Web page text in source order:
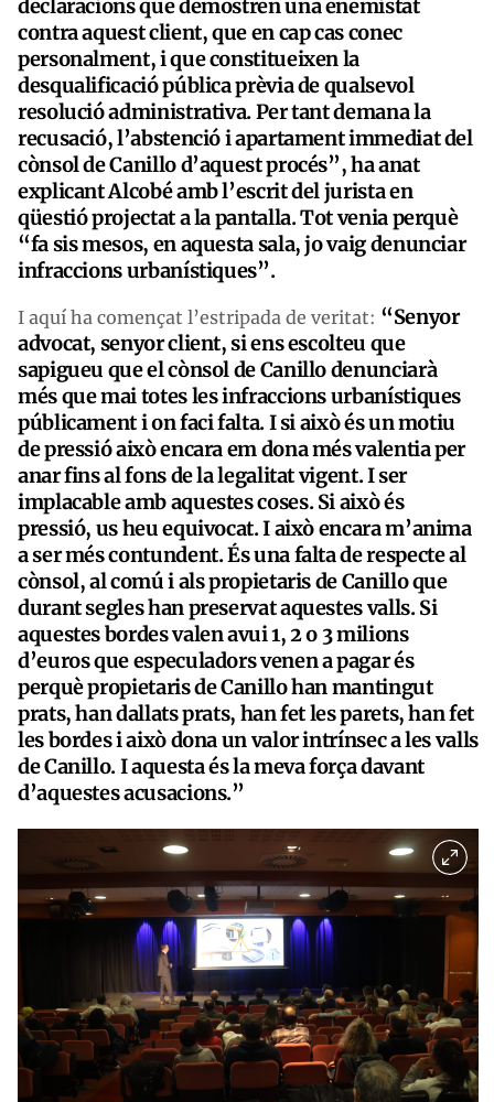
declaracions que demostren una enemistat
contra aquest client, que en cap cas conec
personalment, i que constitueixen la
desqualificació pública prèvia de qualsevol
resolució administrativa. Per tant demana la
recusació, l’abstenció i apartament immediat del
cònsol de Canillo d’aquest procés”, ha anat
explicant Alcobé amb l’escrit del jurista en
qüestió projectat a la pantalla. Tot venia perquè
“fa sis mesos, en aquesta sala, jo vaig denunciar
infraccions urbanístiques”.
I aquí ha començat l’estripada de veritat: “Senyor
advocat, senyor client, si ens escolteu que
sapigueu que el cònsol de Canillo denunciarà
més que mai totes les infraccions urbanístiques
públicament i on faci falta. I si això és un motiu
de pressió això encara em dona més valentia per
anar fins al fons de la legalitat vigent. I ser
implacable amb aquestes coses. Si això és
pressió, us heu equivocat. I això encara m’anima
a ser més contundent. És una falta de respecte al
cònsol, al comú i als propietaris de Canillo que
durant segles han preservat aquestes valls. Si
aquestes bordes valen avui 1, 2 o 3 milions
d’euros que especuladors venen a pagar és
perquè propietaris de Canillo han mantingut
prats, han dallats prats, han fet les parets, han fet
les bordes i això dona un valor intrínsec a les valls
de Canillo. I aquesta és la meva força davant
d’aquestes acusacions.”